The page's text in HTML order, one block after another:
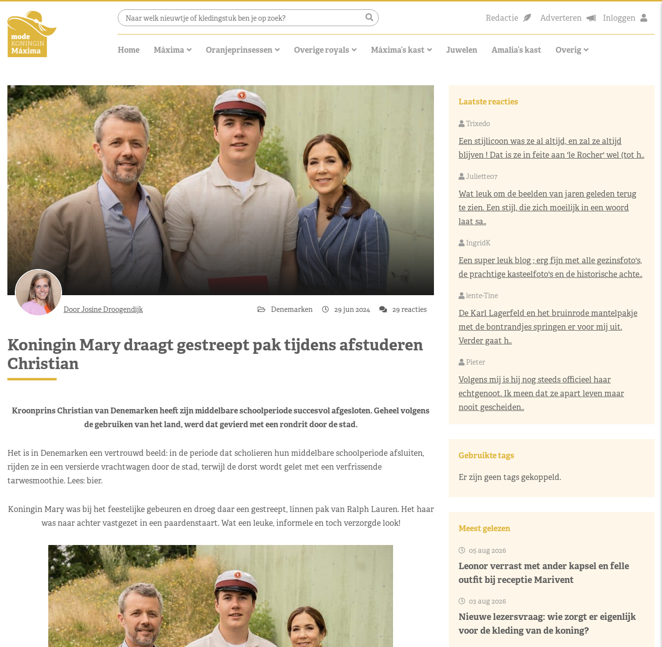
Redactie Adverteren Inloggen
Home Máxima Oranjeprinsessen Overige royals Máxima’s kast Juwelen Amalia’s kast Overig
Door Josine Droogendijk Denemarken 29 jun 2024 29 reacties
Koningin Mary draagt gestreept pak tijdens afstuderen
Christian
Kroonprins Christian van Denemarken heeft zijn middelbare schoolperiode succesvol afgesloten. Geheel volgens
de gebruiken van het land, werd dat gevierd met een rondrit door de stad.
Het is in Denemarken een vertrouwd beeld: in de periode dat scholieren hun middelbare schoolperiode afsluiten,
rijden ze in een versierde vrachtwagen door de stad, terwijl de dorst wordt gelet met een verfrissende
tarwesmoothie. Lees: bier.
Koningin Mary was bij het feestelijke gebeuren en droeg daar een gestreept, linnen pak van Ralph Lauren. Het haar
was naar achter vastgezet in een paardenstaart. Wat een leuke, informele en toch verzorgde look!
Laatste reacties
Trixedo
Een stijlicoon was ze al altijd, en zal ze altijd
blijven ! Dat is ze in feite aan 'le Rocher' wel (tot h..
Juliette07
Wat leuk om de beelden van jaren geleden terug
te zien. Een stijl, die zich moeilijk in een woord
laat sa..
IngridK
Een super leuk blog ; erg fijn met alle gezinsfoto's,
de prachtige kasteelfoto's en de historische achte..
lente-Tine
De Karl Lagerfeld en het bruinrode mantelpakje
met de bontrandjes springen er voor mij uit.
Verder gaat h..
Pieter
Volgens mij is hij nog steeds officieel haar
echtgenoot. Ik meen dat ze apart leven maar
nooit gescheiden..
Gebruikte tags
Er zijn geen tags gekoppeld.
Meest gelezen
05 aug 2026
Leonor verrast met ander kapsel en felle
outfit bij receptie Marivent
03 aug 2026
Nieuwe lezersvraag: wie zorgt er eigenlijk
voor de kleding van de koning?